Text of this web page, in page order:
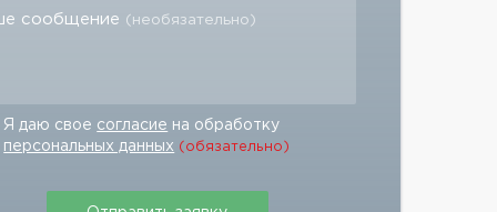
сообщение (необязательно)
Я даю свое согласие на обработку
персональных данных (обязательно)